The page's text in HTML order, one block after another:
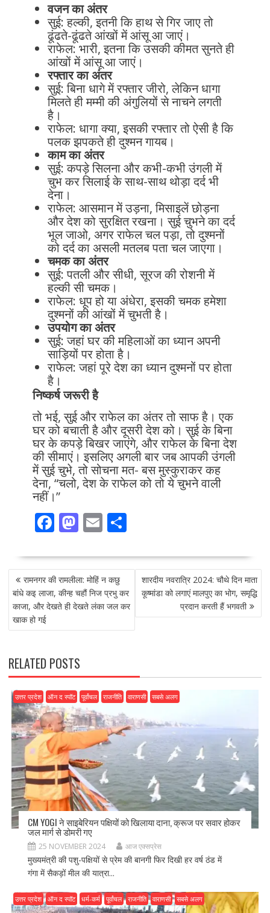
वजन का अंतर
सुई: हल्की, इतनी कि हाथ से गिर जाए तो
ढूंढते-ढूंढते आंखों में आंसू आ जाएं।
राफेल: भारी, इतना कि उसकी कीमत सुनते ही
आंखों में आंसू आ जाएं।
रफ्तार का अंतर
सुई: बिना धागे में रफ्तार जीरो, लेकिन धागा
मिलते ही मम्मी की अंगुलियों से नाचने लगती
है।
राफेल: धागा क्या, इसकी रफ्तार तो ऐसी है कि
पलक झपकते ही दुश्मन गायब।
काम का अंतर
सुई: कपड़े सिलना और कभी-कभी उंगली में
चुभ कर सिलाई के साथ-साथ थोड़ा दर्द भी
देना।
राफेल: आसमान में उड़ना, मिसाइलें छोड़ना
और देश को सुरक्षित रखना। सुई चुभने का दर्द
भूल जाओ, अगर राफेल चल पड़ा, तो दुश्मनों
को दर्द का असली मतलब पता चल जाएगा।
चमक का अंतर
सुई: पतली और सीधी, सूरज की रोशनी में
हल्की सी चमक।
राफेल: धूप हो या अंधेरा, इसकी चमक हमेशा
दुश्मनों की आंखों में चुभती है।
उपयोग का अंतर
सुई: जहां घर की महिलाओं का ध्यान अपनी
साड़ियों पर होता है।
राफेल: जहां पूरे देश का ध्यान दुश्मनों पर होता
है।
निष्कर्ष जरूरी है
तो भई, सुई और राफेल का अंतर तो साफ है। एक
घर को बचाती है और दूसरी देश को। सुई के बिना
घर के कपड़े बिखर जाएंगे, और राफेल के बिना देश
की सीमाएं। इसलिए अगली बार जब आपकी उंगली
में सुई चुभे, तो सोचना मत- बस मुस्कुराकर कह
देना, “चलो, देश के राफेल को तो ये चुभने वाली
नहीं।”
F
e
b
o
k
M
to
d
o
E
ai
l
S
ar
POST
NAVIGATION
रामनगर की रामलीला: मोहिं न कछु
बांधे कइ लाजा, कीन्ह चहौं निज प्रभु कर
काजा, और देखते ही देखते लंका जल कर
खाक हो गई
शारदीय नवरात्रि 2024: चौथे दिन माता
कूष्मांडा को लगाएं मालपुए का भोग, समृद्धि
प्रदान करती हैं भगवती
RELATED POSTS
उत्तर प्रदेश ऑन द स्पॉट पूर्वांचल राजनीति वाराणसी सबसे अलग
CM YOGI ने साइबेरियन पक्षियों को खिलाया दाना, क्रूज पर सवार होकर
जल मार्ग से डोमरी गए
25 NOVEMBER 2024 आज एक्सप्रेस
मुख्यमंत्री की पशु-पक्षियों से प्रेम की बानगी फिर दिखी हर वर्ष ठंड में
गंगा में सैकड़ों मील की यात्रा...
उत्तर प्रदेश ऑन द स्पॉट धर्म-कर्म पूर्वांचल राजनीति वाराणसी सबसे अलग